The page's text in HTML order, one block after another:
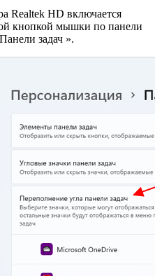
Realtek HD включается
кнопкой мышки по панели
задач ».